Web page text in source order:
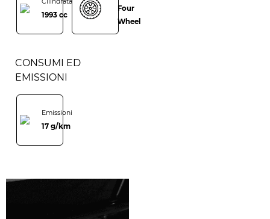
Cilindrata
1993 cc
Four
Wheel
CONSUMI ED
EMISSIONI
Emissioni
17 g/km